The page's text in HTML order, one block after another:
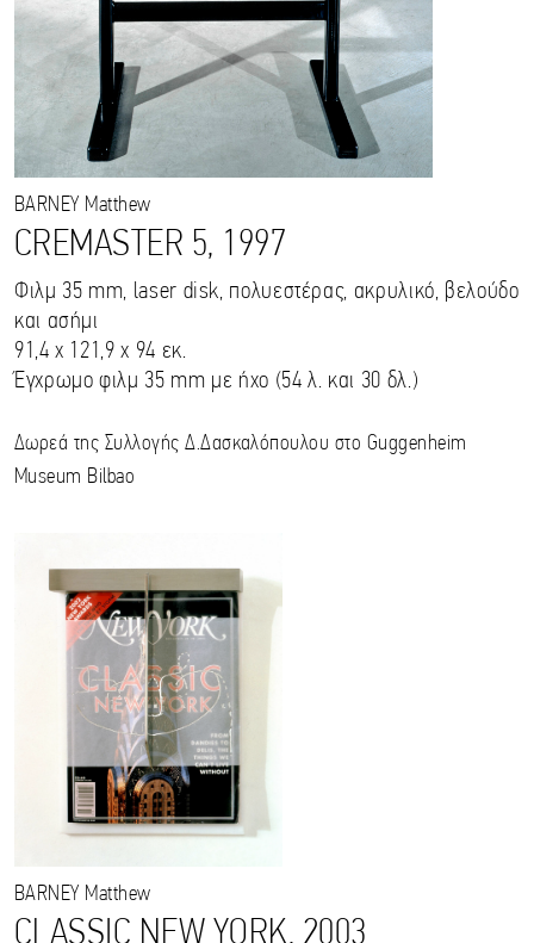
BARNEY Matthew
CREMASTER 5, 1997
Φιλμ 35 mm, laser disk, πολυεστέρας, ακρυλικό, βελούδο
και ασήμι
91,4 x 121,9 x 94 εκ.
Έγχρωμο φιλμ 35 mm με ήχο (54 λ. και 30 δλ.)
Δωρεά της Συλλογής Δ.Δασκαλόπουλου στο Guggenheim
Museum Bilbao
BARNEY Matthew
CLASSIC NEW YORK, 2003